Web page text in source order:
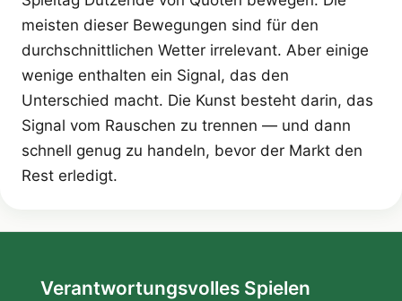
meisten dieser Bewegungen sind für den
durchschnittlichen Wetter irrelevant. Aber einige
wenige enthalten ein Signal, das den
Unterschied macht. Die Kunst besteht darin, das
Signal vom Rauschen zu trennen — und dann
schnell genug zu handeln, bevor der Markt den
Rest erledigt.
Verantwortungsvolles Spielen